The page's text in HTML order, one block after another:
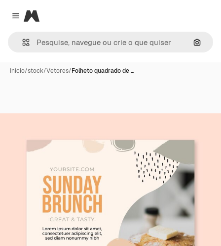
Close menu
Magnific
Início/stock/Vetores/Folheto quadrado de …